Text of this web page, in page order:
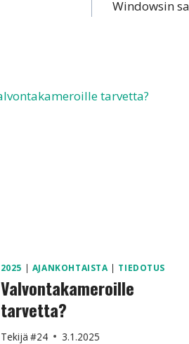
Windowsin
2025 | AJANKOHTAISTA| TIEDOTUS
Valvontakameroille
tarvetta?
Tekijä #24 3.1.2025